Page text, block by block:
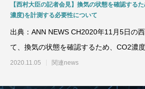
【西村大臣の記者会見】換気の状態を確認する
濃度)を計測する必要性について
出典：ANN NEWS CH2020年11月5日の
て、換気の状態を確認するため、CO2濃
2020.11.05 関連news